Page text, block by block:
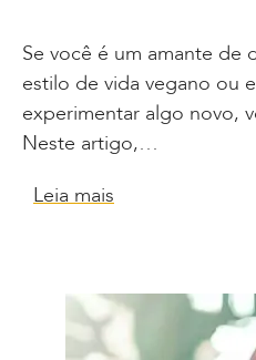
Se você é um amante de
estilo de vida vegano ou
experimentar algo novo,
Neste artigo,…
Leia mais